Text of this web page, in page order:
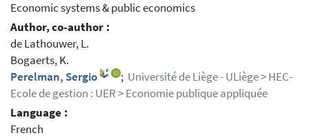
Economic systems & public economics
Author, co-author :
de Lathouwer, L.
Bogaerts, K.
Perelman, Sergio
; Université de Liège - ULiège > HEC-
Ecole de gestion : UER > Economie publique appliquée
Language :
French